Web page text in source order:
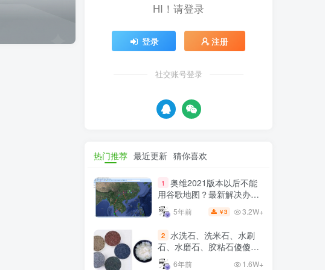
HI！请登录
登录 注册
社交账号登录
热门推荐 最近更新 猜你喜欢
1
奥维2021版本以后不能
用谷歌地图？最新解决办法
苹果安卓电脑
5年前 ￥3 3.2W+
2
水洗石、洗米石、水刷
石、水磨石、胶粘石傻傻分
不清楚
6年前 1.6W+